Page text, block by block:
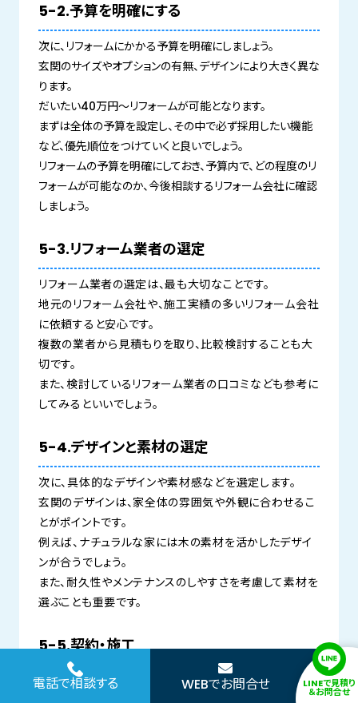
5-2.予算を明確にする
次に、リフォームにかかる予算を明確にしましょう。
玄関のサイズやオプションの有無、デザインにより大きく異な
ります。
だいたい40万円～リフォームが可能となります。
まずは全体の予算を設定し、その中で必ず採用したい機能
など、優先順位をつけていくと良いでしょう。
リフォームの予算を明確にしておき、予算内で、どの程度のリ
フォームが可能なのか、今後相談するリフォーム会社に確認
しましょう。
5-3.リフォーム業者の選定
リフォーム業者の選定は、最も大切なことです。
地元のリフォーム会社や、施工実績の多いリフォーム会社
に依頼すると安心です。
複数の業者から見積もりを取り、比較検討することも大
切です。
また、検討しているリフォーム業者の口コミなども参考に
してみるといいでしょう。
5-4.デザインと素材の選定
次に、具体的なデザインや素材感などを選定します。
玄関のデザインは、家全体の雰囲気や外観に合わせるこ
とがポイントです。
例えば、ナチュラルな家には木の素材を活かしたデザイ
ンが合うでしょう。
また、耐久性やメンテナンスのしやすさを考慮して素材を
選ぶことも重要です。
5-5.契約・施工
リフォーム会社の選定が終わると、契約、施工となりま
電話で相談する WEBでお問合せ LINEで見積り
＆お問合せ